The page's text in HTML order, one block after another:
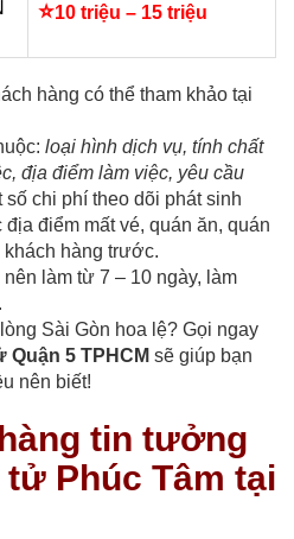
⭐10 triệu – 15 triệu
hàng có thể tham khảo tại
loại hình dịch vụ, tính chất
địa điểm làm việc, yêu cầu
số chi phí theo dõi phát sinh
điểm mất vé, quán ăn, quán
khách hàng trước.
làm từ 7 – 10 ngày, làm
Sài Gòn hoa lệ? Gọi ngay
Quận 5 TPHCM sẽ giúp bạn
nên biết!
tin tưởng
Phúc Tâm tại